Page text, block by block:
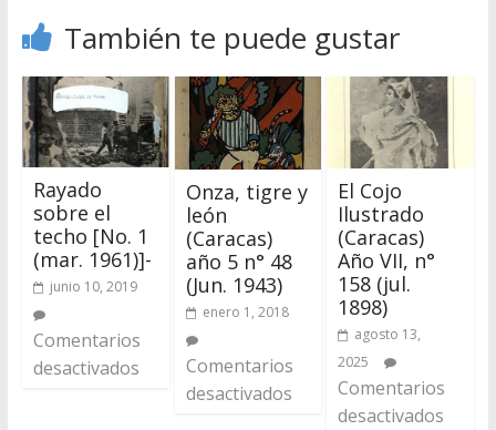
También te puede gustar
Rayado
sobre el
techo [No. 1
(mar. 1961)]-
junio 10, 2019
Comentarios
desactivados
Onza, tigre y
león
(Caracas)
año 5 n° 48
(Jun. 1943)
enero 1, 2018
Comentarios
desactivados
El Cojo
Ilustrado
(Caracas)
Año VII, n°
158 (jul.
1898)
agosto 13,
2025
Comentarios
desactivados